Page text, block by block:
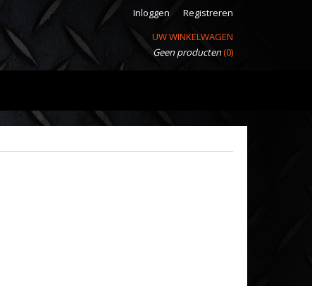
Inloggen
Registreren
UW WINKELWAGEN
Geen producten(0)